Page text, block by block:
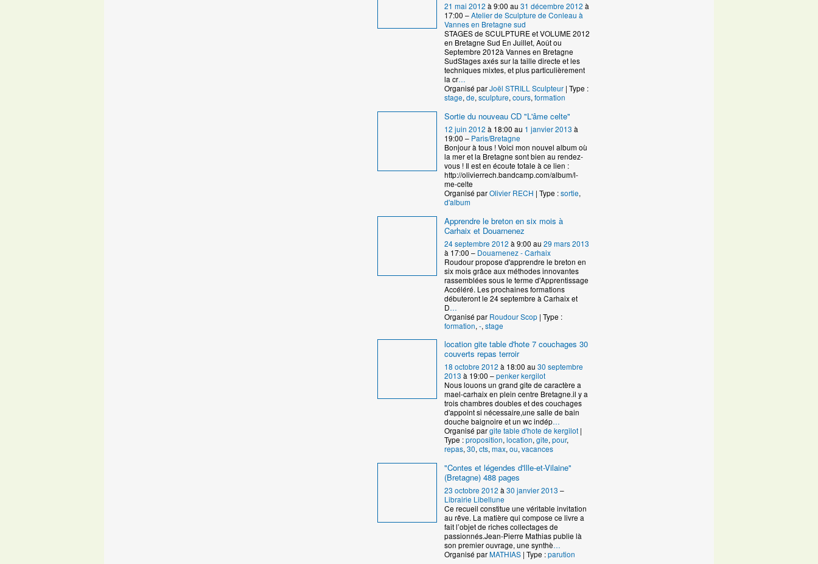
21 mai 2012 à 9:00 au 31 décembre 2012 à
17:00 –Atelier de Sculpture de Conleau à
Vannes en Bretagne sud
STAGES de SCULPTURE et VOLUME 2012
en Bretagne Sud En Juillet, Août ou
Septembre 2012à Vannes en Bretagne
SudStages axés sur la taille directe et les
techniques mixtes, et plus particulièrement
la cr…
Organisé parJoël STRILL Sculpteur | Type :
stage,de,sculpture,cours,formation
Sortie du nouveau CD "L'âme celte"
12 juin 2012 à 18:00 au 1 janvier 2013 à
19:00 – Paris/Bretagne
Bonjour à tous ! Voici mon nouvel album où
la mer et la Bretagne sont bien au rendez-
vous ! Il est en écoute totale à ce lien :
http://olivierrech.bandcamp.com/album/l-
me-celte
Organisé parOlivier RECH | Type :sortie,
d'album
Apprendre le breton en six mois à
Carhaix et Douarnenez
24 septembre 2012 à 9:00 au 29 mars 2013
à 17:00 – Douarnenez - Carhaix
Roudour propose d'apprendre le breton en
six mois grâce aux méthodes innovantes
rassemblées sous le terme d'Apprentissage
Accéléré. Les prochaines formations
débuteront le 24 septembre à Carhaix et
D…
Organisé par Roudour Scop | Type :
formation, -, stage
location gite table d'hote 7 couchages 30
couverts repas terroir
18 octobre 2012 à 18:00 au 30 septembre
2013 à 19:00 –penker kergilot
Nous louons un grand gite de caractère a
mael-carhaix en plein centre Bretagne.il y a
trois chambres doubles et des couchages
d'appoint si nécessaire,une salle de bain
douche baignoire et un wc indép…
Organisé pargite table d'hote de kergilot |
Type :proposition, location, gite, pour,
repas, 30, cts, max, ou, vacances
"Contes et légendes d'Ille-et-Vilaine"
(Bretagne) 488 pages
23 octobre 2012 à 30 janvier 2013 –
Librairie Libellune
Ce recueil constitue une véritable invitation
au rêve. La matière qui compose ce livre a
fait l’objet de riches collectages de
passionnés.Jean-Pierre Mathias publie là
son premier ouvrage, une synthè…
Organisé parMATHIAS | Type :parution